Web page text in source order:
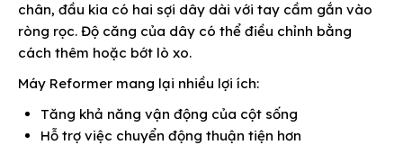
chân, đầu kia có hai sợi dây dài với tay cầm gắn vào
ròng rọc. Độ căng của dây có thể điều chỉnh bằng
cách thêm hoặc bớt lò xo.
Máy Reformer mang lại nhiều lợi ích:
Tăng khả năng vận động của cột sống
Hỗ trợ việc chuyển động thuận tiện hơn